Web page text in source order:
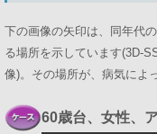
下の画像の矢印は、同年代
る場所を示しています(3D-
像)。その場所が、病気によ
60歳台、女性、